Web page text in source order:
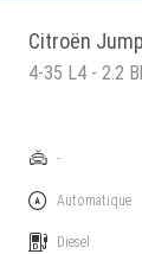
Citroën
4-35 L4 - 2.2
-
Automatique
Diesel